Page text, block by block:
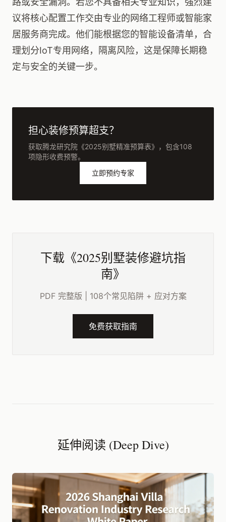
议将核心配置工作交由专业的网络工程师或智能家
居服务商完成。他们能根据您的智能设备清单，合
理划分IoT专用网络，隔离风险，这是保障长期稳
定与安全的关键一步。
担心装修预算超支？
获取腾龙研究院《2025别墅精准预算表》，包含108
项隐形收费预警。
立即预约专家
下载《2025别墅装修避坑指
南》
PDF 完整版 | 108个常见陷阱 + 应对方案
免费获取指南
延伸阅读 (Deep Dive)